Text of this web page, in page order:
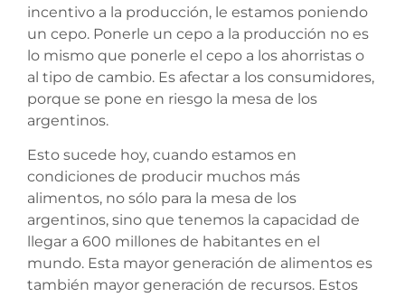
incentivo a la producción, le estamos poniendo
un cepo. Ponerle un cepo a la producción no es
lo mismo que ponerle el cepo a los ahorristas o
al tipo de cambio. Es afectar a los consumidores,
porque se pone en riesgo la mesa de los
argentinos.
Esto sucede hoy, cuando estamos en
condiciones de producir muchos más
alimentos, no sólo para la mesa de los
argentinos, sino que tenemos la capacidad de
llegar a 600 millones de habitantes en el
mundo. Esta mayor generación de alimentos es
también mayor generación de recursos. Estos